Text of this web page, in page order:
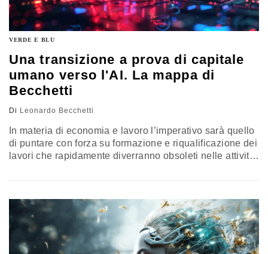
VERDE E BLU
Una transizione a prova di capitale
umano verso l'AI. La mappa di
Becchetti
Di Leonardo Becchetti
In materia di economia e lavoro l’imperativo sarà quello
di puntare con forza su formazione e riqualificazione dei
lavori che rapidamente diverranno obsoleti nelle attività
nevralgica